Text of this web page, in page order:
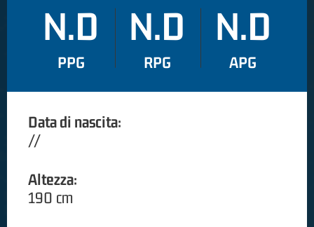
N.D
PPG
N.D
RPG
N.D
APG
Data di nascita:
//
Altezza:
190 cm